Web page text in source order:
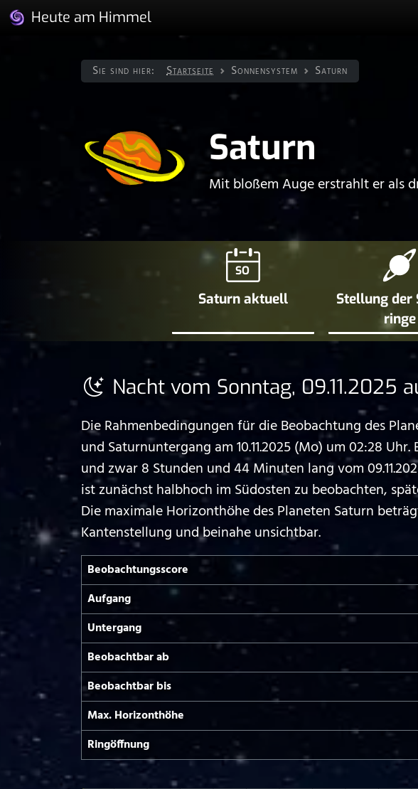
Heute am Himmel
Sie sind hier: Startseite Sonnen­system Saturn
Saturn
Mit bloßem Auge erstrahlt er als
SO
Saturn aktuell
Stellung
ringe
Nacht vom Sonntag, 09.11.2025
Die Rahmenbedingungen für die Beobachtung des
und Saturnuntergang am 10.11.2025 (Mo) um 02:28
und zwar 8 Stunden und 44 Minuten lang vom
ist zunächst halbhoch im Südosten zu beobachten,
Die maximale Horizonthöhe des Planeten Saturn
Kantenstellung und beinahe unsichtbar.
Beobachtungs­score
Aufgang
Untergang
Beobachtbar ab
Beobachtbar bis
Max. Horizont­höhe
Ringöffnung